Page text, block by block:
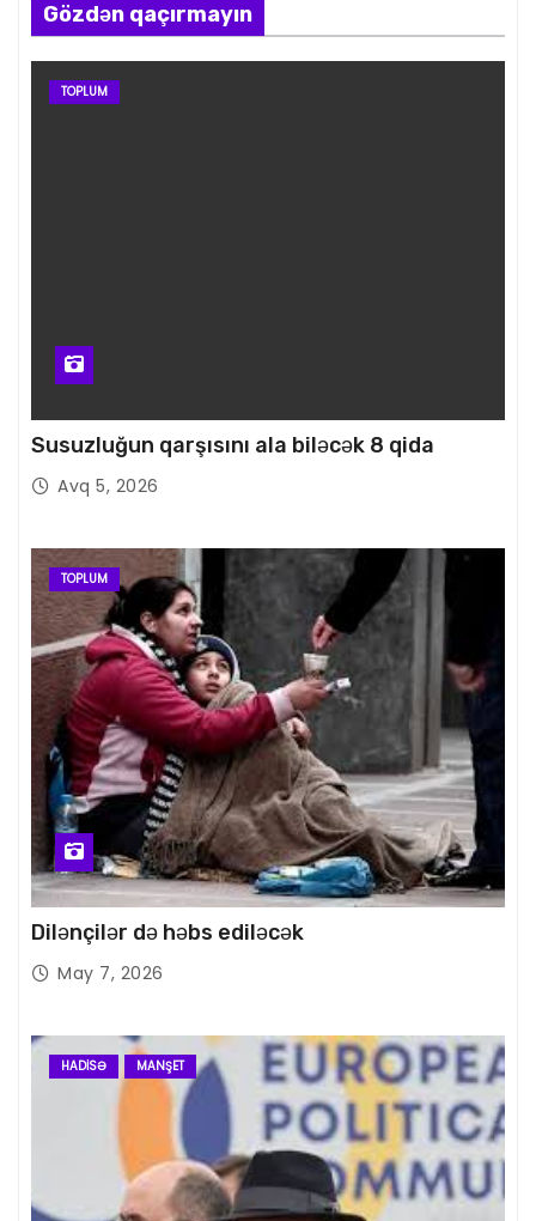
Gözdən qaçırmayın
TOPLUM
Susuzluğun qarşısını ala biləcək 8 qida
Avq 5, 2026
TOPLUM
Dilənçilər də həbs ediləcək
May 7, 2026
HADISƏ MANŞET